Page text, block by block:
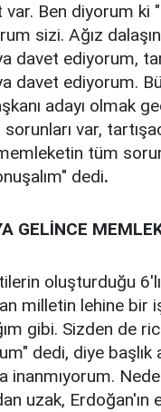
Ben diyorum ki
sizi. Ağız
davet ediyorum,
davet ediyorum.
adayı olmak
var,
tüm
dedi.
GELİNCE
oluşturduğu
milletin lehine bir
gibi. Sizden de
dedi, diye başlık
inanmıyorum.
uzak, Erdoğan'ın